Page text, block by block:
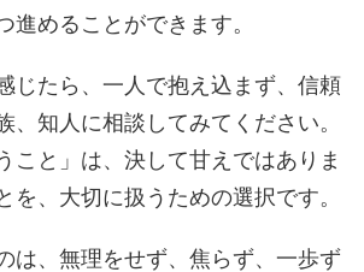
進めることができます。
じたら、一人で抱え込まず、信頼
、知人に相談してみてください。
こと」は、決して甘えではありま
を、大切に扱うための選択です。
は、無理をせず、焦らず、一歩ず